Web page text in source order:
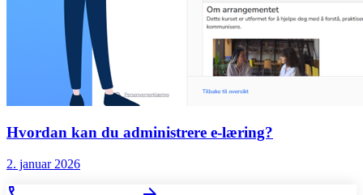
Hvordan kan du administrere e-læring?
2. januar 2026